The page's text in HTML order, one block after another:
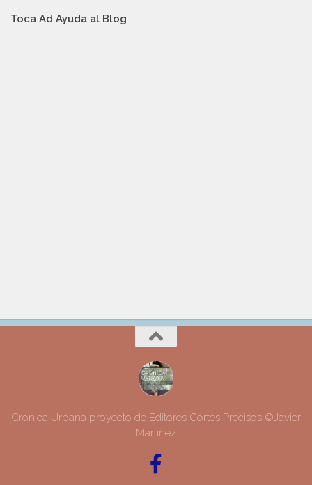
Toca Ad Ayuda al Blog
Cronica Urbana proyecto de Editores Cortes Precisos ©Javier
Martinez